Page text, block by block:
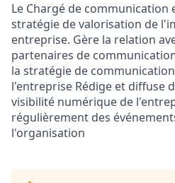
Le Chargé de communication
stratégie de valorisation de
entreprise. Gère la relation
partenaires de
la stratégie de
l'entreprise Rédige et diffuse
visibilité numérique de
régulièrement des
l'organisation